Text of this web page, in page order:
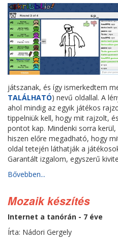
játszanak, és így ismerkedtem
TALÁLHATÓ) nevű oldallal. A
ahol mindig az egyik játékos
tippelniük kell, hogy mit rajzolt,
pontot kap. Mindenki sorra
hiszen előre megadható, hogy
oldal tetején láthatják a
Garantált izgalom, egyszerű
Bővebben...
Mozaik készítés
Internet a tanórán - 7 éve
Írta: Nádori Gergely